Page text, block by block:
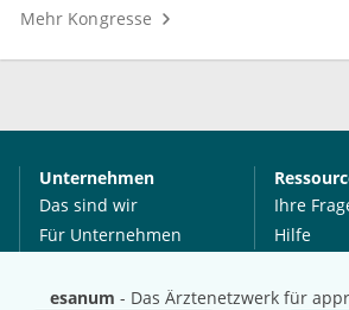
esanum - Das Ärztenetzwerk für
Mehr Kongresse
Unternehmen
Das sind wir
Für Unternehmen
Mediadaten
Ihre
Hilfe